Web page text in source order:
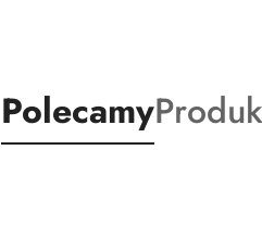
Produkty
o
Polecamy
o